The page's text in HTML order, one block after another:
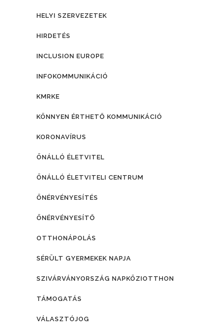
HELYI SZERVEZETEK
HIRDETÉS
INCLUSION EUROPE
INFOKOMMUNIKÁCIÓ
KMRKE
KÖNNYEN ÉRTHETŐ KOMMUNIKÁCIÓ
KORONAVÍRUS
ÖNÁLLÓ ÉLETVITEL
ÖNÁLLÓ ÉLETVITELI CENTRUM
ÖNÉRVÉNYESÍTÉS
ÖNÉRVÉNYESÍTŐ
OTTHONÁPOLÁS
SÉRÜLT GYERMEKEK NAPJA
SZIVÁRVÁNYORSZÁG NAPKÖZIOTTHON
TÁMOGATÁS
VÁLASZTÓJOG